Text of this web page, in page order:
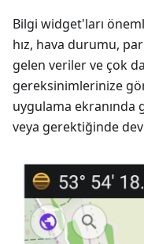
Bilgi widget'ları
hız, hava durumu,
gelen veriler ve çok
gereksinimlerinize
uygulama
veya gerektiğinde